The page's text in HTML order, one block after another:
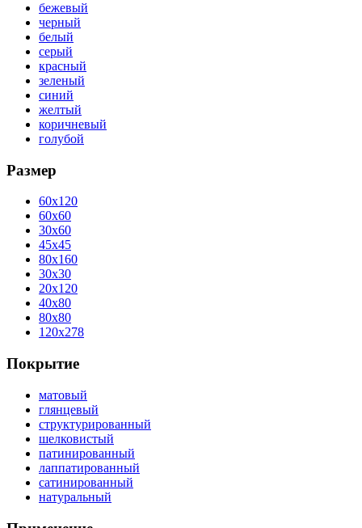
бежевый
черный
белый
серый
красный
зеленый
синий
желтый
коричневый
голубой
Размер
60x120
60x60
30x60
45x45
80x160
30x30
20x120
40x80
80x80
120x278
Покрытие
матовый
глянцевый
структурированный
шелковистый
патинированный
лаппатированный
сатинированный
натуральный